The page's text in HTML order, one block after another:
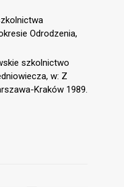
Odrodzenia,
szkolnictwo
w: Z
Kraków 1989.